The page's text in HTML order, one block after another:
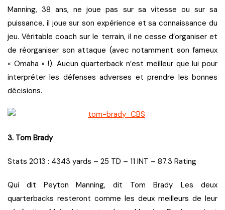
Manning, 38 ans, ne joue pas sur sa vitesse ou sur sa
puissance, il joue sur son expérience et sa connaissance du
jeu. Véritable coach sur le terrain, il ne cesse d’organiser et
de réorganiser son attaque (avec notamment son fameux
« Omaha » !). Aucun quarterback n’est meilleur que lui pour
interpréter les défenses adverses et prendre les bonnes
décisions.
3. Tom Brady
Stats 2013 : 4343 yards – 25 TD – 11 INT – 87.3 Rating
Qui dit Peyton Manning, dit Tom Brady. Les deux
quarterbacks resteront comme les deux meilleurs de leur